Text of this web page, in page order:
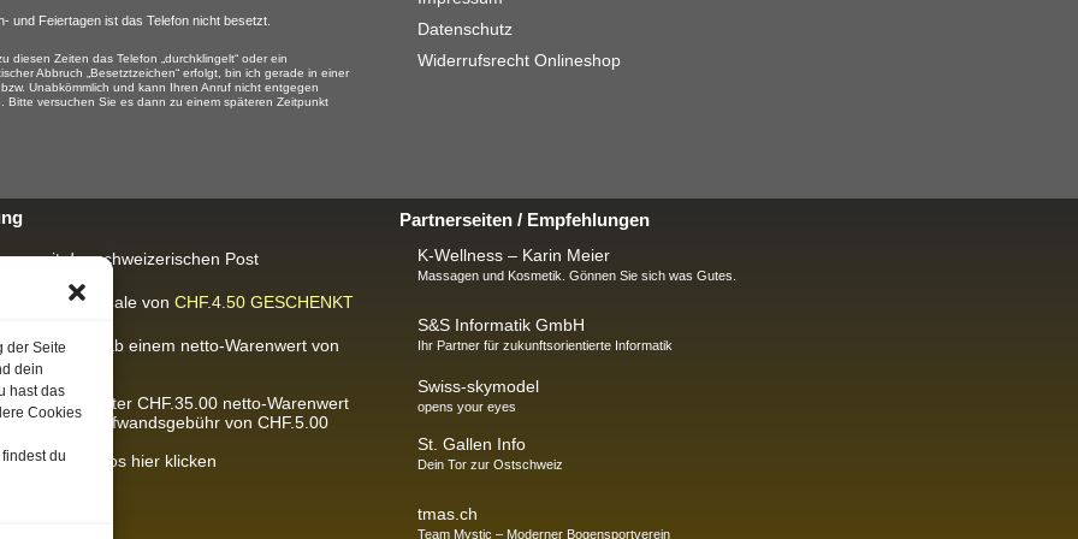
der Seite
dein
hast das
Cookies
du
und Feiertagen ist das Telefon nicht besetzt.
diesen Zeiten das Telefon „durchklingelt“ oder ein
Abbruch „Besetztzeichen“ erfolgt, bin ich gerade in einer
Unabkömmlich und kann Ihren Anruf nicht entgegen
Bitte versuchen Sie es dann zu einem späteren Zeitpunkt
Datenschutz
Widerrufsrecht Onlineshop
mit der schweizerischen Post
von CHF.4.50 GESCHENKT
Lieferung
ab einem netto-Warenwert von
unter CHF.35.00 netto-Warenwert
wir eine Aufwandsgebühr von CHF.5.00
Infos hier klicken
Partnerseiten / Empfehlungen
K-Wellness – Karin Meier
Massagen und Kosmetik. Gönnen Sie sich was Gutes.
S&S Informatik GmbH
Ihr Partner für zukunftsorientierte Informatik
Swiss-skymodel
opens your eyes
St. Gallen Info
Dein Tor zur Ostschweiz
tmas.ch
Team Mystic – Moderner Bogensportverein